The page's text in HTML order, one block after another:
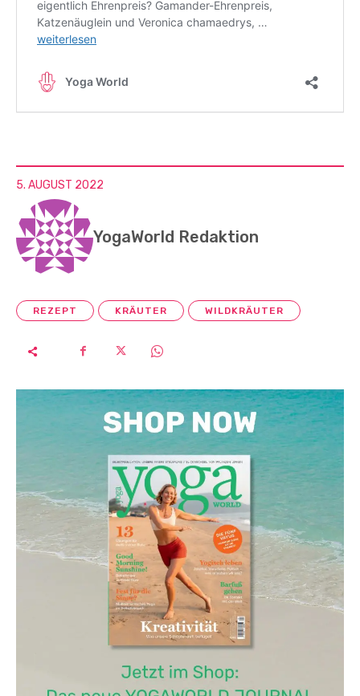
5. AUGUST 2022
YogaWorld Redaktion
REZEPT KRÄUTER WILDKRÄUTER